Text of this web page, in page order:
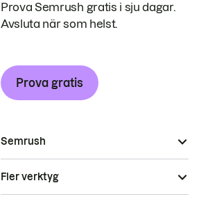
Prova Semrush gratis i sju dagar.
Avsluta när som helst.
Prova gratis
Semrush
Fler verktyg